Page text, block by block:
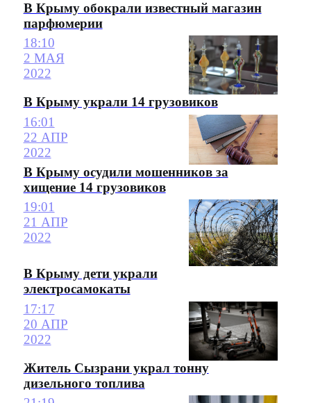
В Крыму обокрали известный магазин
парфюмерии
18:10
2 МАЯ
2022
В Крыму украли 14 грузовиков
16:01
22 АПР
2022
В Крыму осудили мошенников за
хищение 14 грузовиков
19:01
21 АПР
2022
В Крыму дети украли
электросамокаты
17:17
20 АПР
2022
Житель Сызрани украл тонну
дизельного топлива